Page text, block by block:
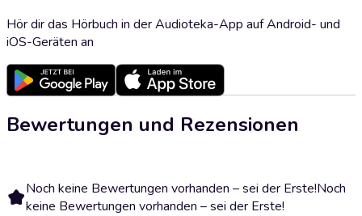
Hör dir das Hörbuch in der Audioteka-App auf Android- und
iOS-Geräten an
Bewertungen und Rezensionen
Noch keine Bewertungen vorhanden – sei der Erste!Noch
keine Bewertungen vorhanden – sei der Erste!